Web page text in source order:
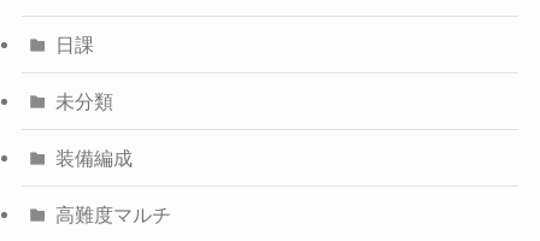
日課
未分類
装備編成
高難度マルチ